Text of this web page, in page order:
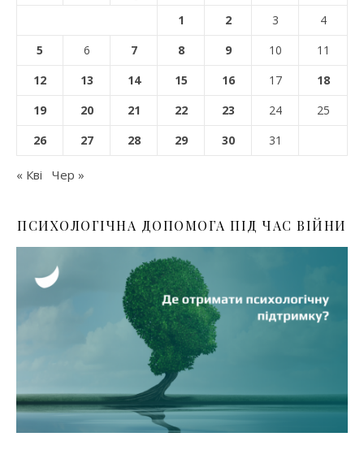
1
2 3
4
5
6 7 8 9 10
11
12
13 14 15 16 17
18
19
20 21 22 23 24
25
26
27 28 29 30 31
« Кві Чер »
ПСИХОЛОГІЧНА ДОПОМОГА ПІД ЧАС ВІЙНИ